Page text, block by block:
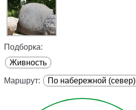
Подборка:
Живность
Маршрут: По набережной (север)